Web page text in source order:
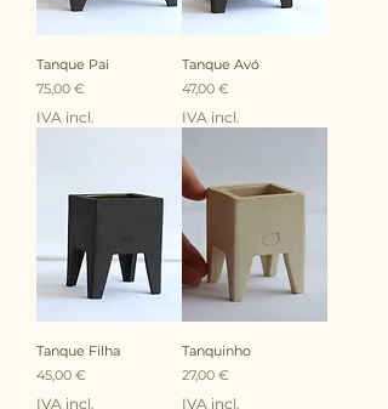
Tanque Pai
Preço
75,00 €
IVA incl.
Tanque Avó
Preço
47,00 €
IVA incl.
Tanque Filha
Preço
45,00 €
IVA incl.
Tanquinho
Preço
27,00 €
IVA incl.